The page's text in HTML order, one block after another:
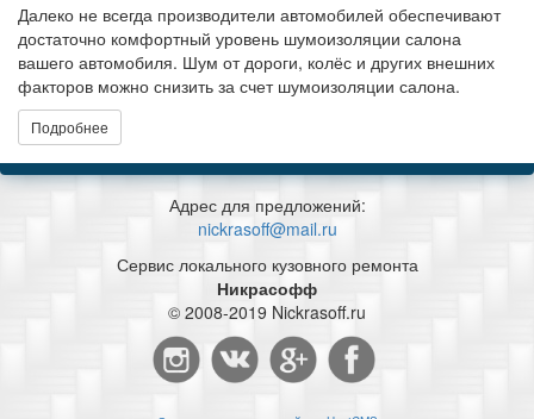
Далеко не всегда производители автомобилей обеспечивают
достаточно комфортный уровень шумоизоляции салона
вашего автомобиля. Шум от дороги, колёс и других внешних
факторов можно снизить за счет шумоизоляции салона.
Подробнее
Адрес для предложений:
nickrasoff@mail.ru
Сервис локального кузовного ремонта
Никрасофф
© 2008-2019 Nickrasoff.ru